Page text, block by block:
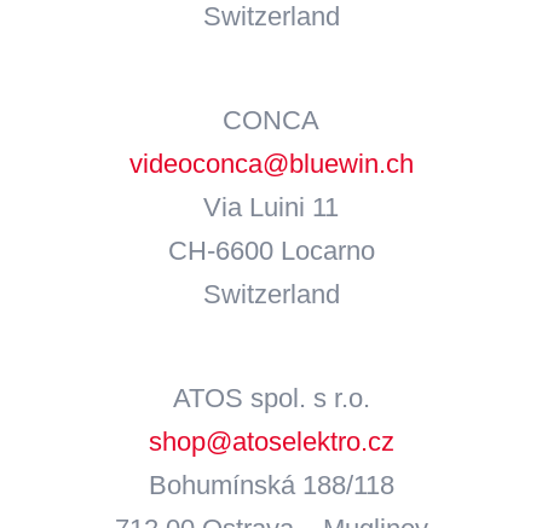
Switzerland
CONCA
videoconca@bluewin.ch
Via Luini 11
CH-6600 Locarno
Switzerland
ATOS spol. s r.o.
shop@atoselektro.cz
Bohumínská 188/118